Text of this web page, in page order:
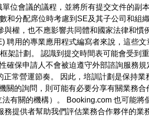
位會議的議程，並將所有提交文件的副
分配席位時考慮到SE及其子公司和組
權，也不應影響共同體和國家法律和慣
聘用的專業應用程式編寫者來說，這些
架計劃。 認識到提交時間表可能會受到
保申請人不會被迫遵守外部諮詢服務
常營運節奏。 因此，培訓計劃是保持
關的詢問，則可能有必要分享有關業務合
有關的機構）。 Booking.com 也可能將
提供者幫助我們評估業務合作夥伴的業